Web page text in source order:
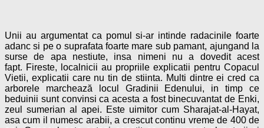
Unii au argumentat ca pomul si-ar intinde radacinile foarte
adanc si pe o suprafata foarte mare sub pamant, ajungand la
surse de apa nestiute, insa nimeni nu a dovedit acest
fapt. Fireste, localnicii au propriile explicatii pentru Copacul
Vietii, explicatii care nu tin de stiinta. Multi dintre ei cred ca
arborele marchează locul Gradinii Edenului, in timp ce
beduinii sunt convinsi ca acesta a fost binecuvantat de Enki,
zeul sumerian al apei. Este uimitor cum Sharajat-al-Hayat,
asa cum il numesc arabii, a crescut continu vreme de 400 de